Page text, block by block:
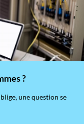
?
une question se